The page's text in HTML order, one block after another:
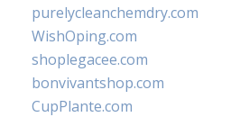
purelycleanchemdry.com
WishOping.com
shoplegacee.com
bonvivantshop.com
CupPlante.com